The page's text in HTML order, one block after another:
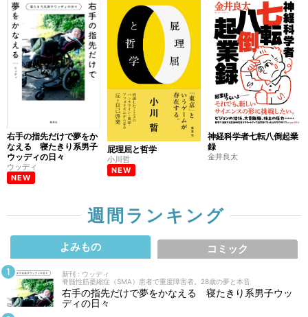
右手の指先だけで夢をか
なえる 寝たきり系男子
ウッディの日々
ウッディ
NEW
屁理屈と哲学
小川哲
NEW
神経科学者七転八倒起業
録
金井良太
週間ランキング
よみもの コミック
新刊 : ウッディ
脊髄性筋萎縮症（SMA）患者で重度障害者。28歳の夢と本音
右手の指先だけで夢をかなえる 寝たきり系男子ウッ
ディの日々